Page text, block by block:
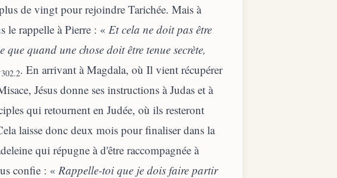
de vingt pour rejoindre Tarichée. Mais à
le rappelle à Pierre : « Et cela ne doit pas être
que quand une chose doit être tenue secrète,
302.2. En arrivant à Magdala, où Il vient récupérer
Jésus donne ses instructions à Judas et à
qui retournent en Judée, où ils resteront
laisse donc deux mois pour finaliser dans la
qui répugne à d'être raccompagnée à
confie : « Rappelle-toi que je dois faire partir